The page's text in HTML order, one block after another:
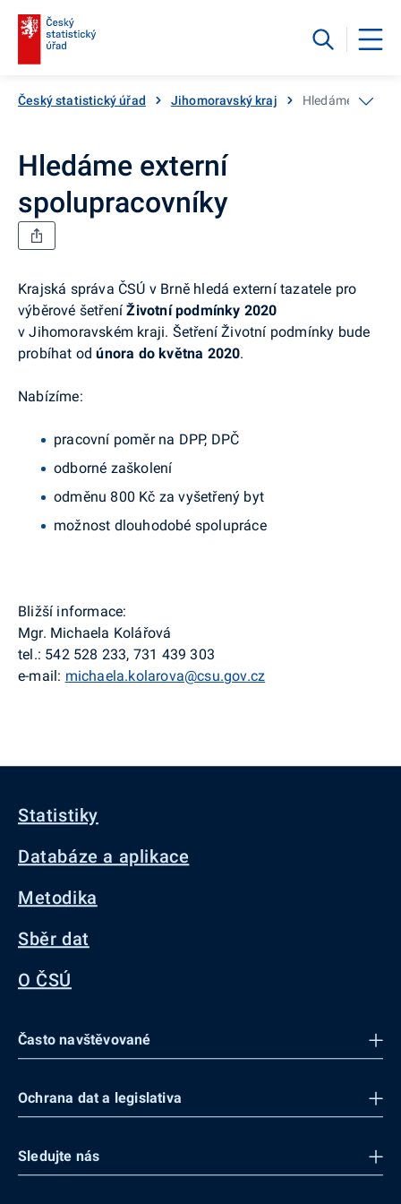
Český statistický úřad Jihomoravský kraj Hledáme externí
Hledáme externí
spolupracovníky
Krajská správa ČSÚ v Brně hledá externí tazatele pro
výběrové šetřeníŽivotní podmínky 2020
v Jihomoravském kraji. Šetření Životní podmínky bude
probíhat odúnora do května 2020.
Nabízíme:
pracovní poměr na DPP, DPČ
odborné zaškolení
odměnu 800 Kč za vyšetřený byt
možnost dlouhodobé spolupráce
Bližší informace:
Mgr. Michaela Kolářová
tel.: 542 528 233, 731 439 303
e-mail: michaela.kolarova@csu.gov.cz
Statistiky
Databáze a aplikace
Metodika
Sběr dat
O ČSÚ
Často navštěvované
Ochrana dat a legislativa
Sledujte nás